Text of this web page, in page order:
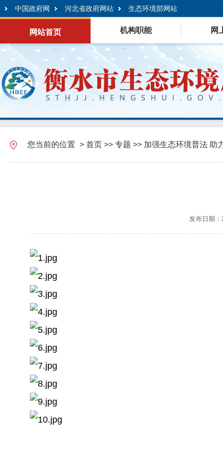
中国政府网 河北省政府网站 生态环境部网站
网站首页 机构职能 网
您当前的位置 > 首页 >> 专题 >> 加强生态环境普法 助
发布日期：